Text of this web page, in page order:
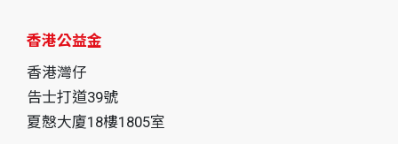
香港公益金
香港灣仔
告士打道39號
夏慤大廈18樓1805室